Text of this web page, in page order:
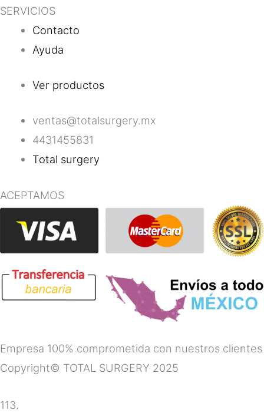
SERVICIOS
Contacto
Ayuda
Ver productos
ventas@totalsurgery.mx
4431455831
Total surgery
ACEPTAMOS
Empresa 100% comprometida con nuestros clientes
Copyright© TOTAL SURGERY 2025
113.